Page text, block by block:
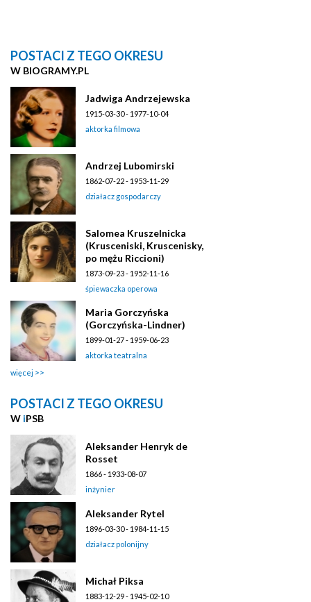
POSTACI Z TEGO OKRESU
W BIOGRAMY.PL
Jadwiga Andrzejewska
1915-03-30 - 1977-10-04
aktorka filmowa
Andrzej Lubomirski
1862-07-22 - 1953-11-29
działacz gospodarczy
Salomea Kruszelnicka
(Krusceniski, Kruscenisky,
po mężu Riccioni)
1873-09-23 - 1952-11-16
śpiewaczka operowa
Maria Gorczyńska
(Gorczyńska-Lindner)
1899-01-27 - 1959-06-23
aktorka teatralna
więcej
POSTACI Z TEGO OKRESU
W iPSB
Aleksander Henryk de
Rosset
1866 - 1933-08-07
inżynier
Aleksander Rytel
1896-03-30 - 1984-11-15
działacz polonijny
Michał Piksa
1883-12-29 - 1945-02-10